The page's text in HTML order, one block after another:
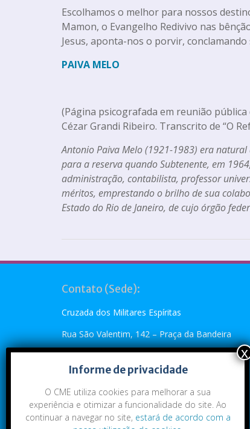
Escolhamos o melhor para nossos
Mamon, o Evangelho Redivivo nas
Jesus, aponta-nos o porvir, conclamando
PAIVA MELO
(Página psicografada em reunião pública
Cézar Grandi Ribeiro. Transcrito de “O
Antonio Paiva Melo (1921-1983) era
para a reserva quando Subtenente, em
administração, contabilista, professor
méritos, emprestando o brilho de sua
Estado do Rio de Janeiro, de cujo órgão
Contato (Sede):
Cruzada dos Militares Espíritas
Rua São Valentim, 142 – Praça da Bandeira
Rio de Janeiro, RJ – CEP: 20.260-110
Telefone: (21) 2273-4896 ou (21) 2273-5790
Emai:
cme@cme.org.br
Informe de privacidade
O CME utiliza cookies para melhorar a sua
experiência e otimizar a funcionalidade do site. Ao
continuar a navegar no site, estará de acordo com a